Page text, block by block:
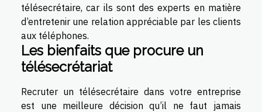
télésecrétaire, car ils sont des experts en matière
d’entretenir une relation appréciable par les clients
aux téléphones.
Les bienfaits que procure un
télésecrétariat
Recruter un télésecrétaire dans votre entreprise
est une meilleure décision qu’il ne faut jamais